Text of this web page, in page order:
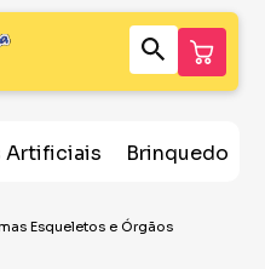
Artificiais Brinquedos
Esqueletos e Órgãos